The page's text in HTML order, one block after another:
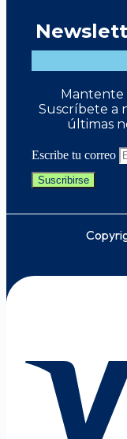
Mantente
Suscríbete a
últimas
Escribe tu correo
Suscribirse